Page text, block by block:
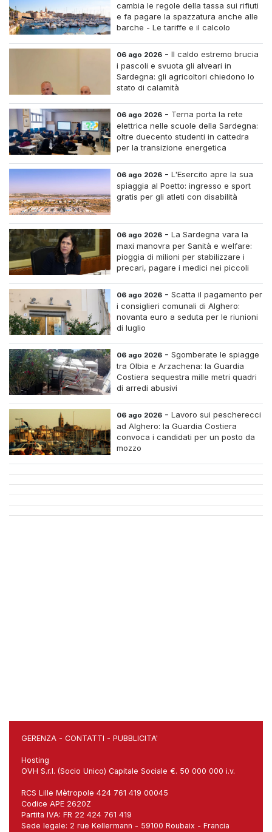
cambia le regole della tassa sui rifiuti
e fa pagare la spazzatura anche alle
barche - Le tariffe e il calcolo
06 ago 2026 -Il caldo estremo brucia
i pascoli e svuota gli alveari in
Sardegna: gli agricoltori chiedono lo
stato di calamità
06 ago 2026 - Terna porta la rete
elettrica nelle scuole della Sardegna:
oltre duecento studenti in cattedra
per la transizione energetica
06 ago 2026 -L'Esercito apre la sua
spiaggia al Poetto: ingresso e sport
gratis per gli atleti con disabilità
06 ago 2026 -La Sardegna vara la
maxi manovra per Sanità e welfare:
pioggia di milioni per stabilizzare i
precari, pagare i medici nei piccoli
06 ago 2026 -Scatta il pagamento per
i consiglieri comunali di Alghero:
novanta euro a seduta per le riunioni
di luglio
06 ago 2026 -Sgomberate le spiagge
tra Olbia e Arzachena: la Guardia
Costiera sequestra mille metri quadri
di arredi abusivi
06 ago 2026 -Lavoro sui pescherecci
ad Alghero: la Guardia Costiera
convoca i candidati per un posto da
mozzo
GERENZA - CONTATTI - PUBBLICITA'
Hosting
OVH S.r.l. (Socio Unico) Capitale Sociale €. 50 000 000 i.v.
RCS Lille Mètropole 424 761 419 00045
Codice APE 2620Z
Partita IVA: FR 22 424 761 419
Sede legale: 2 rue Kellermann - 59100 Roubaix - Francia